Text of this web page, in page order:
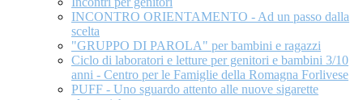
INCONTRO ORIENTAMENTO - Ad un passo dalla
scelta
"GRUPPO DI PAROLA" per bambini e ragazzi
Ciclo di laboratori e letture per genitori e ​bambini 3/10
anni - Centro per le Famiglie della Romagna Forlivese
PUFF - Uno sguardo attento alle nuove sigarette